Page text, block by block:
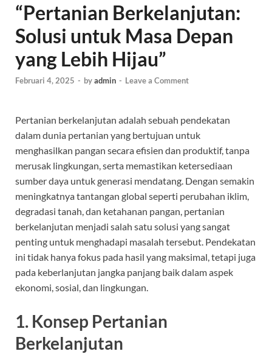
“Pertanian Berkelanjutan:
Solusi untuk Masa Depan
yang Lebih Hijau”
Februari 4, 2025 - byadmin - Leave a Comment
Pertanian berkelanjutan adalah sebuah pendekatan
dalam dunia pertanian yang bertujuan untuk
menghasilkan pangan secara efisien dan produktif, tanpa
merusak lingkungan, serta memastikan ketersediaan
sumber daya untuk generasi mendatang. Dengan semakin
meningkatnya tantangan global seperti perubahan iklim,
degradasi tanah, dan ketahanan pangan, pertanian
berkelanjutan menjadi salah satu solusi yang sangat
penting untuk menghadapi masalah tersebut. Pendekatan
ini tidak hanya fokus pada hasil yang maksimal, tetapi juga
pada keberlanjutan jangka panjang baik dalam aspek
ekonomi, sosial, dan lingkungan.
1. Konsep Pertanian
Berkelanjutan